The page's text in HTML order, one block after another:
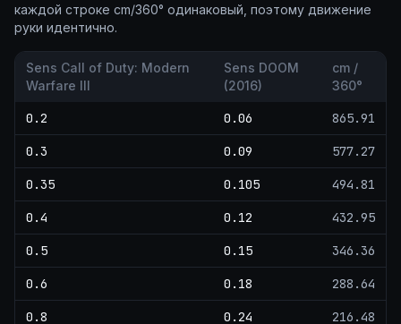
каждой строке cm/360° одинаковый, поэтому движение
руки идентично.
Sens Call of Duty: Modern
Warfare III
Sens DOOM
(2016)
cm /
360°
0.2 0.06 865.91
0.3 0.09 577.27
0.35 0.105 494.81
0.4 0.12 432.95
0.5 0.15 346.36
0.6 0.18 288.64
0.8 0.24 216.48